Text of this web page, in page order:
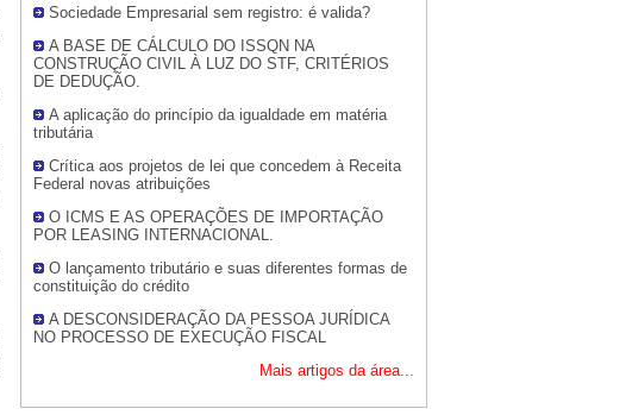
Sociedade Empresarial sem registro: é valida?
A BASE DE CÁLCULO DO ISSQN NA
CONSTRUÇÃO CIVIL À LUZ DO STF, CRITÉRIOS
DE DEDUÇÃO.
A aplicação do princípio da igualdade em matéria
tributária
Crítica aos projetos de lei que concedem à Receita
Federal novas atribuições
O ICMS E AS OPERAÇÕES DE IMPORTAÇÃO
POR LEASING INTERNACIONAL.
O lançamento tributário e suas diferentes formas de
constituição do crédito
A DESCONSIDERAÇÃO DA PESSOA JURÍDICA
NO PROCESSO DE EXECUÇÃO FISCAL
Mais artigos da área...